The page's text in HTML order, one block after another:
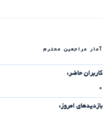
آمار مراجعین محترم
کاربران حاضر:
0
بازدیدهای امروز: